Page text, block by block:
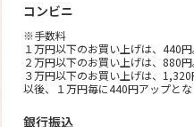
コンビニ
※手数料
１万円以下のお買い上げは、440円
２万円以下のお買い上げは、880円
３万円以下のお買い上げは、1,320
以後、１万円毎に440円アップとな
銀行振込